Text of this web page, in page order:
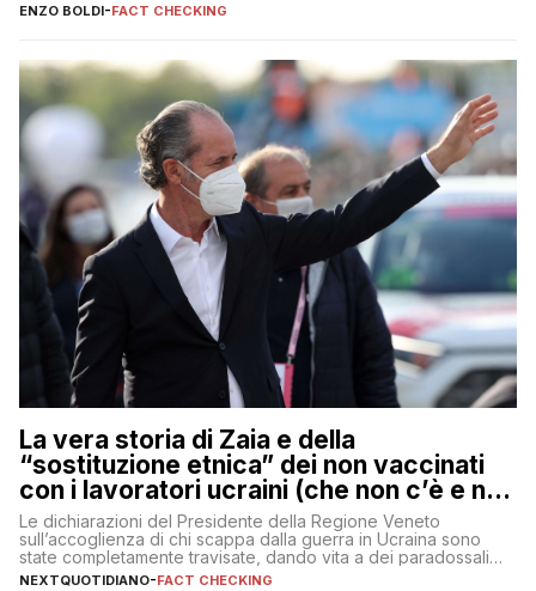
ENZO BOLDI-FACT CHECKING
La vera storia di Zaia e della
“sostituzione etnica” dei non vaccinati
con i lavoratori ucraini (che non c’è e non
ci sarà)
Le dichiarazioni del Presidente della Regione Veneto
sull’accoglienza di chi scappa dalla guerra in Ucraina sono
state completamente travisate, dando vita a dei paradossali
falsi che girano sui social
NEXTQUOTIDIANO-FACT CHECKING